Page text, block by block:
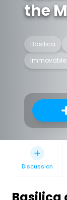
the
Basilica
Immovable
Discussion